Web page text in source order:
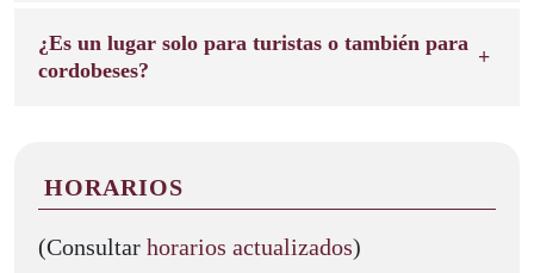
¿Es un lugar solo para turistas o también para
cordobeses?
HORARIOS
(Consultar horarios actualizados)